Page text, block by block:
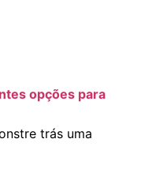
opções para
trás uma